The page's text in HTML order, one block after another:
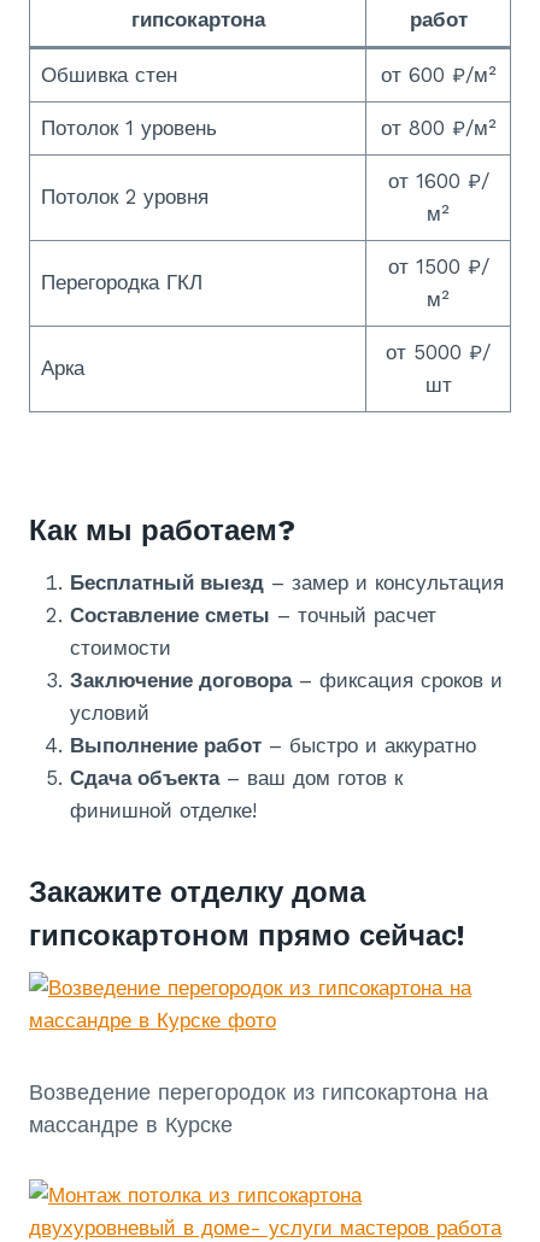
гипсокартона
работ
Обшивка стен от 600 ₽/м²
Потолок 1 уровень от 800 ₽/м²
Потолок 2 уровня
от 1600 ₽/
м²
Перегородка ГКЛ
от 1500 ₽/
м²
Арка
от 5000 ₽/
шт
Как мы работаем?
Бесплатный выезд – замер и консультация
Составление сметы – точный расчет
стоимости
Заключение договора– фиксация сроков и
условий
Выполнение работ – быстро и аккуратно
Сдача объекта– ваш дом готов к
финишной отделке!
Закажите отделку дома
гипсокартоном прямо сейчас!
Возведение перегородок из гипсокартона на
массандре в Курске